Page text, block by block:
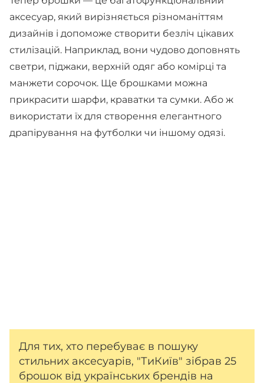
аксесуар, який вирізняється різноманіттям
дизайнів і допоможе створити безліч цікавих
стилізацій. Наприклад, вони чудово доповнять
светри, піджаки, верхній одяг або комірці та
манжети сорочок. Ще брошками можна
прикрасити шарфи, краватки та сумки. Або ж
використати їх для створення елегантного
драпірування на футболки чи іншому одязі.
Для тих, хто перебуває в пошуку
стильних аксесуарів, "ТиКиїв" зібрав 25
брошок від українських брендів на